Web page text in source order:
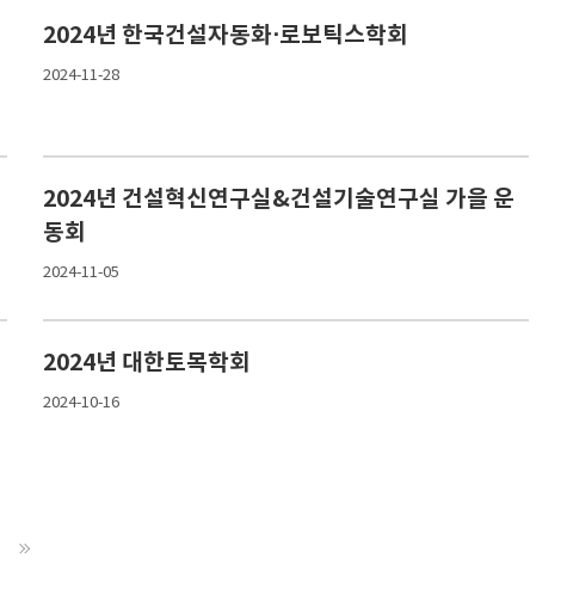
2024년 한국건설자동화⋅로보틱스학회
2024-11-28
2024년 건설혁신연구실&건설기술연구실 가을 운
동회
2024-11-05
2024년 대한토목학회
2024-10-16